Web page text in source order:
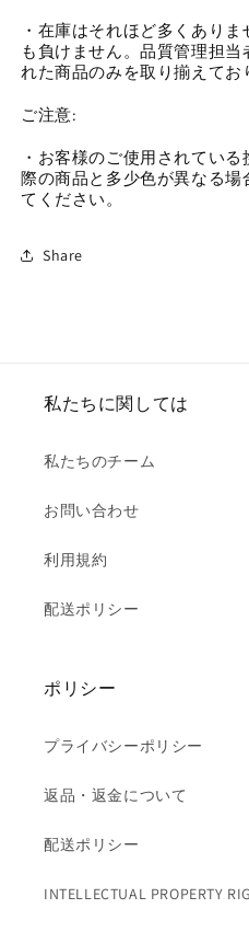
・在庫はそれほど多くあり
も負けません。品質管理担
れた商品のみを取り揃えてお
ご注意:
・お客様のご使用されてい
際の商品と多少色が異なる
てください。
Share
私たちに関しては
私たちのチーム
お問い合わせ
利用規約
配送ポリシー
ポリシー
プライバシーポリシー
返品・返金について
配送ポリシー
INTELLECTUAL PROPERTY